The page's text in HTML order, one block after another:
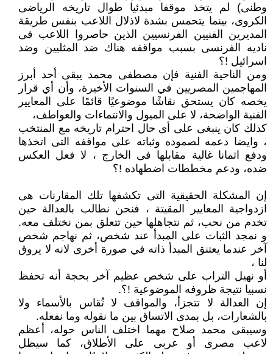
وطنى) لم يتخذ موقفا مبدئيا طوال تاريخه الرياضى
الكروى، بينما يتحمس بشدة لاذلال اللاعب بنفس طريقة
المديرين الفنيين الفرنسيين الذين حاصروا اللاعب فى
ناديه الفرنسى بسبب مواقفه هناك ضد المثليين وضد
اسرائيل !؟
ومن الناحية الفنية فإن مصطفى محمد يبقى أحد أبرز
المهاجمين المصريين في السنوات الأخيرة، وأن أي قرار
يخصه كان يستحق نقاشًا موضوعيًا قائمًا على المعايير
الفنية الواضحة، لا على الميول والانتماءات والعواطف،
كذلك كان ينبغى على أى حال احترام تاريخه مع المنتخب
، وايضا دعمه لصموده وثباته على مواقفه التى اتخذها
ودفع اثمانا غالية مقابلها فى الخارج ، لا فعل العكس
ضده، ودعم مخططات اضطهاده !؟
إن المشكلة الحقيقية التى تكشفها تلك المقارنات هى
ازدواجية المعايير المقيتة ، فنحن نطالب بالعدالة حين
تخدم من نحب، ثم نتجاهلها حين تتعلق بمن نختلف معه.
و نمجد الثبات على المبدأ عند شخص، ثم نهاجم شخص
آخر عندما يعتنق المبدأ ذاته في صورة أخرى لانه لا يروق
لنا ،
أو نهيل التراب على شخص عظيم آخر بحجة أنه تحفظ
نسبيا نتيجة ظروفه الموضوعية !؟.
إن العدالة لا تتجزأ، والمواقف لا تُقاس بالأسماء ولا
بالشعارات، بل بمدى الاتساق بين ما نقوله وما نفعله.
وسيبقى محمد صلاح مهما اختلف الناس حوله، أعظم
لاعب مصرى أو عربى على الأطلاق، كما سيظل